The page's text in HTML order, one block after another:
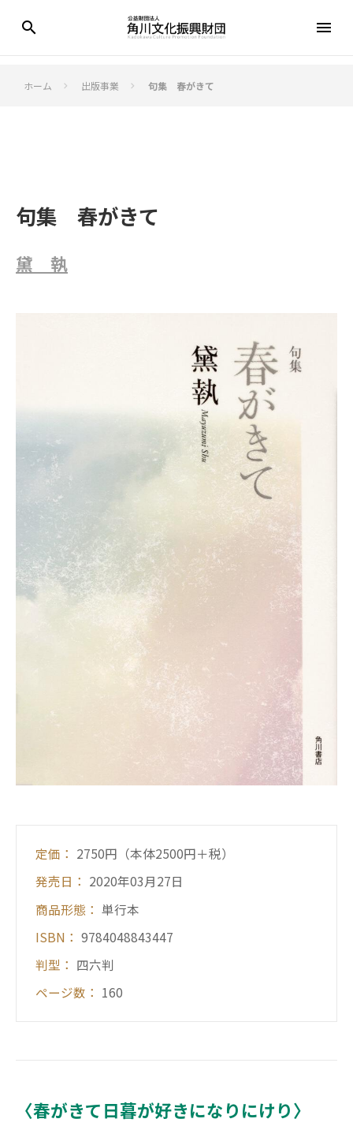
search menu
ホーム keyboard_arrow_right 出版事業 keyboard_arrow_right 句集 春がきて
句集 春がきて
黛 執
定価： 2750円（本体2500円＋税）
発売日： 2020年03月27日
商品形態： 単行本
ISBN： 9784048843447
判型： 四六判
ページ数： 160
〈春がきて日暮が好きになりにけり〉